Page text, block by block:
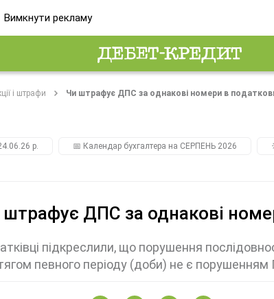
Вимкнути рекламу
і штрафи Чи штрафує ДПС за однакові номери в
р. 📅 Календар бухгалтера на СЕРПЕНЬ 2026
ДПС за однакові
підкреслили, що порушення
певного періоду (доби) не є